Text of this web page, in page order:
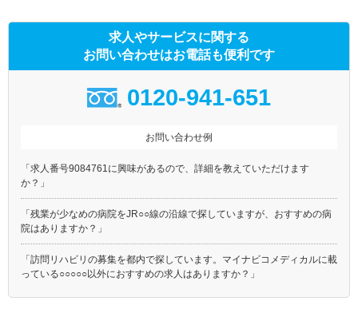
求人やサービスに関する
お問い合わせはお電話も便利です
0120-941-651
お問い合わせ例
「求人番号9084761に興味があるので、詳細を教えていただけます
か？」
「残業が少なめの病院をJR○○線の沿線で探していますが、おすすめの病
院はありますか？」
「訪問リハビリの募集を都内で探しています。マイナビコメディカルに載
っている○○○○○以外におすすめの求人はありますか？」